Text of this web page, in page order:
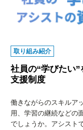
取り組み紹介
社員の“学びたい
支援制度
働きながらのスキルア
用、学習の継続などの
でしょうか。アシスト